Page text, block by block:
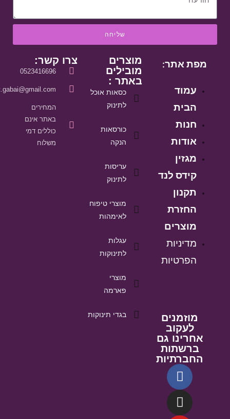
שליחה
מפת אתר:
עמוד
הבית
חנות
אודות
מגזין
קידס לנד
תקנון
החזרת
מוצרים
מדיניות
הפרטיות
מוזמנים
לעקוב
אחרינו גם
ברשתות
החברתיות
מוצרים
מובילים
באתר :
כסאות אוכל
לתינוק
כורסאות
הנקה
עריסות
לתינוק
מוצרי טיפוח
לאימהות
עגלות
לתינוקות
מוצרי
פארמה
בגדי תינוקות
צרו קשר:
0523416696
המחירים
באתר אינם
כוללים דמי
משלוח